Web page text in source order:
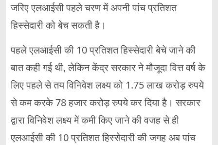
जरिए एलआईसी पहले चरण में अपनी पांच प्रतिशत
हिस्सेदारी को बेच सकती है।
पहले एलआईसी की 10 प्रतिशत हिस्सेदारी बेचे जाने की
बात कही गई थी, लेकिन केंद्र सरकार ने मौजूदा वित्त वर्ष के
लिए पहले से तय विनिवेश लक्ष्य को 1.75 लाख करोड़ रुपये
से कम करके 78 हजार करोड़ रुपये कर दिया है। सरकार
द्वारा विनिवेश लक्ष्य में कमी किए जाने की वजह से ही
एलआईसी की 10 प्रतिशत हिस्सेदारी की जगह अब पांच